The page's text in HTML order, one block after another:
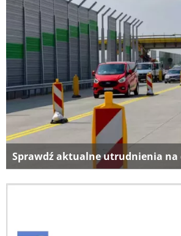
Sprawdź aktualne utrudnienia na